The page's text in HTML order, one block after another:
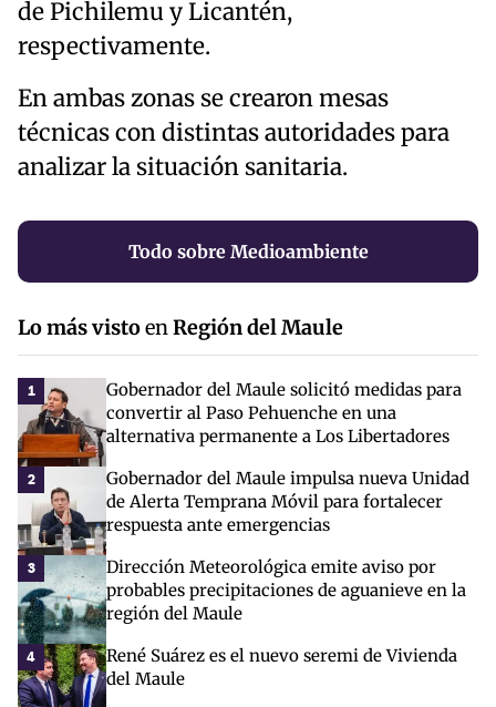
de Pichilemu y Licantén,
respectivamente.
En ambas zonas se crearon mesas
técnicas con distintas autoridades para
analizar la situación sanitaria.
Todo sobre Medioambiente
Lo más vistoen Región del Maule
1
Gobernador del Maule solicitó medidas para
convertir al Paso Pehuenche en una
alternativa permanente a Los Libertadores
2
Gobernador del Maule impulsa nueva Unidad
de Alerta Temprana Móvil para fortalecer
respuesta ante emergencias
3
Dirección Meteorológica emite aviso por
probables precipitaciones de aguanieve en la
región del Maule
4
René Suárez es el nuevo seremi de Vivienda
del Maule